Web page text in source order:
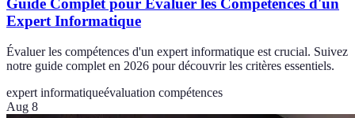
Guide Complet pour Évaluer les Compétences d'un
Expert Informatique
Évaluer les compétences d'un expert informatique est crucial. Suivez
notre guide complet en 2026 pour découvrir les critères essentiels.
expert informatiqueévaluation compétences
Aug 8